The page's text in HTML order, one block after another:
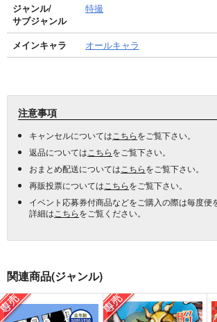
ジャンル/
サブジャンル
特撮
メインキャラ オールキャラ
注意事項
キャンセルについては こちらをご覧下さい。
返品については こちらをご覧下さい。
おまとめ配送については こちらをご覧下さい。
再販投票については こちらをご覧下さい。
イベント応募券付商品などをご購入の際は毎度便
詳細は こちらをご覧ください。
関連商品(ジャンル)